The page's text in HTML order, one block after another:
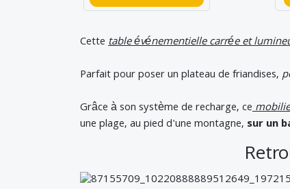
Cettetable événementielle carrée et
Parfait pour poser un plateau de friandises,
Grâce à son système de recharge, ce
une plage, au pied d'une montagne, sur un